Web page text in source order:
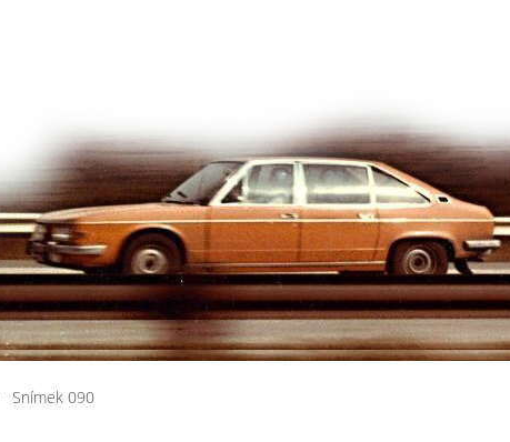
Snímek 090